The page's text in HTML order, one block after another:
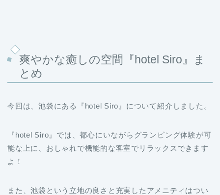
爽やかな癒しの空間『hotel Siro』ま
とめ
今回は、池袋にある『hotel Siro』について紹介しました。
『hotel Siro』では、都心にいながらグランピング体験が可
能な上に、おしゃれで機能的な客室でリラックスできます
よ！
また、池袋という立地の良さと充実したアメニティはつい